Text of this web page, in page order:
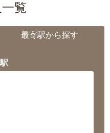
覧
最寄駅から探す